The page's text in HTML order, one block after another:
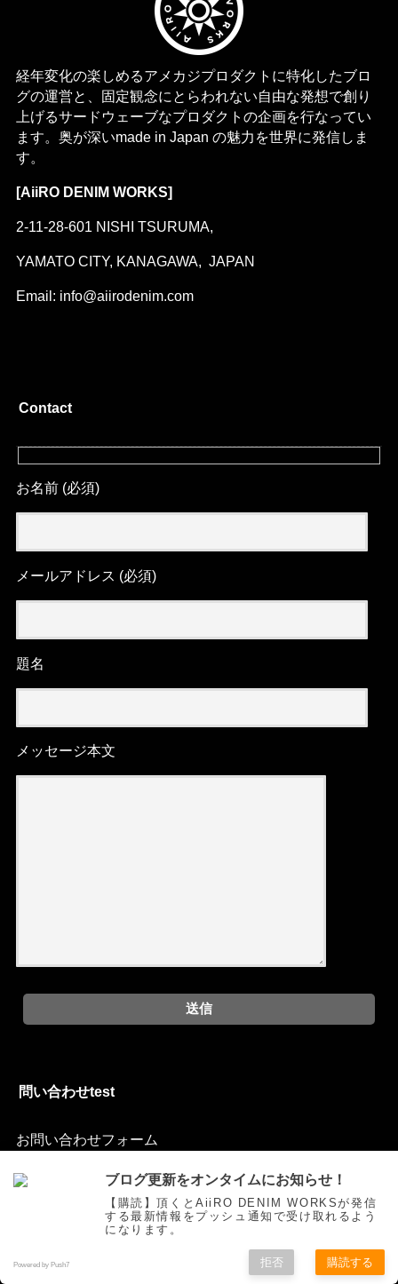
経年変化の楽しめるアメカジプロダクトに特化したブロ
グの運営と、固定観念にとらわれない自由な発想で創り
上げるサードウェーブなプロダクトの企画を行なってい
ます。奥が深いmade in Japan の魅力を世界に発信しま
す。
[AiiRO DENIM WORKS]
2-11-28-601 NISHI TSURUMA,
YAMATO CITY, KANAGAWA, JAPAN
Email: info@aiirodenim.com
Contact
お名前 (必須)
メールアドレス (必須)
題名
メッセージ本文
問い合わせtest
お問い合わせフォーム
トピックス オリジナルジーンズを創る
お買い物
.All Rights Reserved.
ブログ更新をオンタイムにお知らせ！
【購読】頂くとAiiRO DENIM WORKSが発信
する最新情報をプッシュ通知で受け取れるよう
になります。
Powered by Push7 拒否 購読する